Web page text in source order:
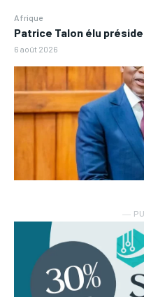
Afrique
Patrice Talon élu
6 août 2026
―